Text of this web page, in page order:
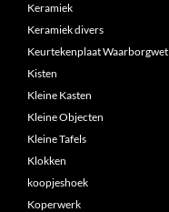
Keramiek
Keramiek divers
Keurtekenplaat Waarborgwet
Kisten
Kleine Kasten
Kleine Objecten
Kleine Tafels
Klokken
koopjeshoek
Koperwerk